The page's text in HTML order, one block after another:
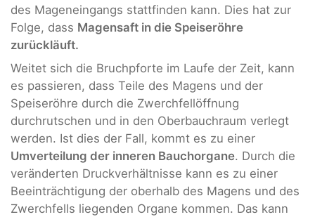
des Mageneingangs stattfinden kann. Dies hat zur
Folge, dass Magensaft in die Speiseröhre
zurückläuft.
Weitet sich die Bruchpforte im Laufe der Zeit, kann
es passieren, dass Teile des Magens und der
Speiseröhre durch die Zwerchfellöffnung
durchrutschen und in den Oberbauchraum verlegt
werden. Ist dies der Fall, kommt es zu einer
Umverteilung der inneren Bauchorgane. Durch die
veränderten Druckverhältnisse kann es zu einer
Beeinträchtigung der oberhalb des Magens und des
Zwerchfells liegenden Organe kommen. Das kann